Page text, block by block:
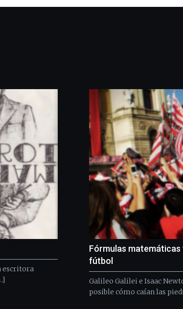
escritora
Fórmulas matemáticas
fútbol
Galileo Galilei e Isaac
posible cómo caían las